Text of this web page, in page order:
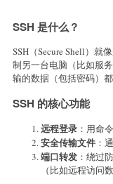
SSH 是什么？
SSH（Secure Shell）就
制另一台电脑（比如服
输的数据（包括密码）
SSH 的核心功能
远程登录 ：用命
安全传输文件 ：
端口转发 ：绕过
（比如远程访问